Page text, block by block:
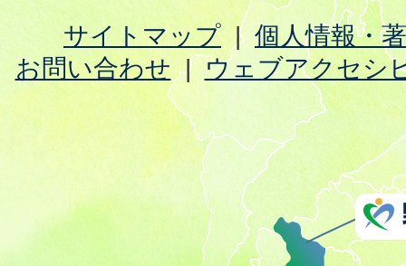
サイトマップ
個人情報・
お問い合わせ
ウェブアクセシ